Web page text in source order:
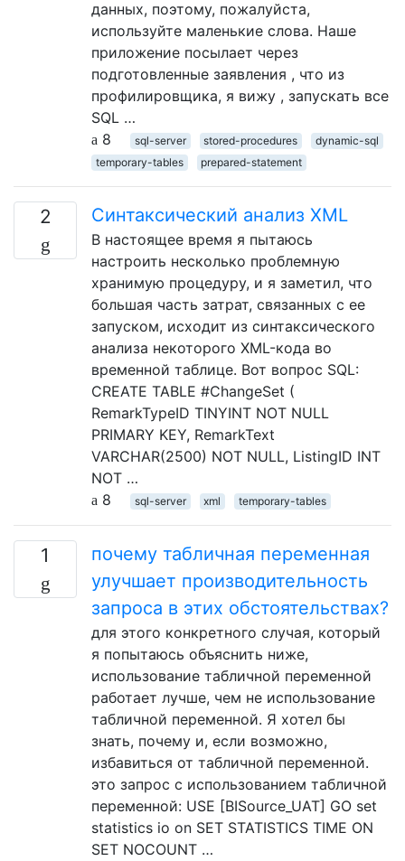
данных, поэтому, пожалуйста,
используйте маленькие слова. Наше
приложение посылает через
подготовленные заявления , что из
профилировщика, я вижу , запускать все
SQL …
8
sql-server stored-procedures
dynamic-sql
temporary-tables
prepared-statement
2 Синтаксический анализ XML
В настоящее время я пытаюсь
настроить несколько проблемную
хранимую процедуру, и я заметил, что
большая часть затрат, связанных с ее
запуском, исходит из синтаксического
анализа некоторого XML-кода во
временной таблице. Вот вопрос SQL:
CREATE TABLE #ChangeSet (
RemarkTypeID TINYINT NOT NULL
PRIMARY KEY, RemarkText
VARCHAR(2500) NOT NULL, ListingID INT
NOT …
8
sql-server xml temporary-tables
1
почему табличная переменная
улучшает производительность
запроса в этих обстоятельствах?
для этого конкретного случая, который
я попытаюсь объяснить ниже,
использование табличной переменной
работает лучше, чем не использование
табличной переменной. Я хотел бы
знать, почему и, если возможно,
избавиться от табличной переменной.
это запрос с использованием табличной
переменной: USE [BISource_UAT] GO set
statistics io on SET STATISTICS TIME ON
SET NOCOUNT …